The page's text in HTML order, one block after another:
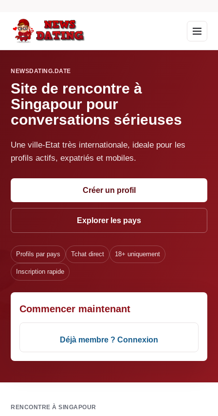
NEWSDATING.DATE
Site de rencontre à
Singapour pour
conversations sérieuses
Une ville-Etat très internationale, ideale pour les
profils actifs, expatriés et mobiles.
Créer un profil
Explorer les pays
Profils par pays Tchat direct 18+ uniquement
Inscription rapide
Commencer maintenant
Déjà membre ? Connexion
RENCONTRE À SINGAPOUR